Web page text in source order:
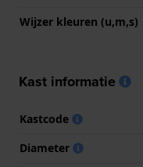
Wijzer kleuren (u,m,s)
Kast informatie
Kastcode
Diameter